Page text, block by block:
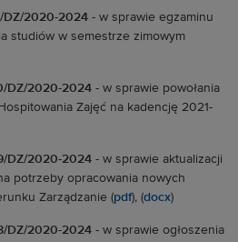
DZ/2020-2024 - w sprawie egzaminu
studiów w semestrze zimowym
DZ/2020-2024 - w sprawie powołania
Zajęć na kadencję 2021-
DZ/2020-2024 - w sprawie aktualizacji
potrzeby opracowania nowych
Zarządzanie (pdf), (docx)
DZ/2020-2024 - w sprawie ogłoszenia